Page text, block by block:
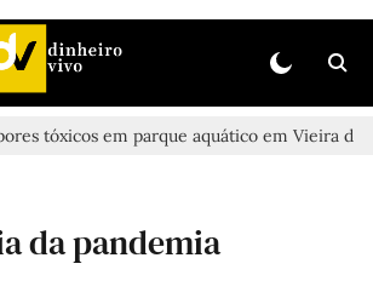
em parque aquático em Vieira de Leiria
da pandemia